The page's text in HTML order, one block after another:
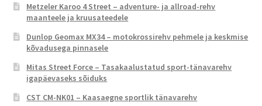
Metzeler Karoo 4 Street – adventure- ja allroad-rehv
maanteele ja kruusateedele
Dunlop Geomax MX34 – motokrossirehv pehmele ja keskmise
kõvadusega pinnasele
Mitas Street Force – Tasakaalustatud sport-tänavarehv
igapäevaseks sõiduks
CST CM-NK01 – Kaasaegne sportlik tänavarehv